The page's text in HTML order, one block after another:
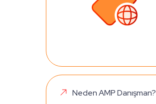
Neden AMP Danışman?